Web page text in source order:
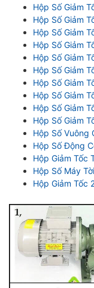
Hộp Số Giảm
Hộp Số Giảm
Hộp Số Giảm
Hộp Số Giảm
Hộp Số Giảm
Hộp Số Giảm
Hộp Số Giảm
Hộp Số Giảm
Hộp Số Giảm
Hộp Số Giảm
Hộp Số Vuông
Hộp Số Động
Hộp Giảm Tốc
Hộp Số Máy Tời
Hộp Giảm Tốc